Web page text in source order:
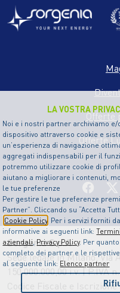
LA VOSTRA
Noi e i nostri partner archiviamo
dispositivo attraverso cookie e
un’esperienza di navigazione
aggregati indispensabili per il
potremmo utilizzare cookie di
aiutano a migliorare i contenuti,
le tue preferenze
Per gestire le tue preferenze
Partner”. Cliccando su “Accetta
Cookie Policy . Per i servizi forniti
informative ai seguenti link:
aziendali, Privacy Policy. Per
completo dei partner e le
al seguente link: Elenco partner
Offerte
Offerte
Sorgenia S.p.A
Sede legale in Milano, Via
150.000.000,00 i.v. | P.IVA
Codice Fiscale e